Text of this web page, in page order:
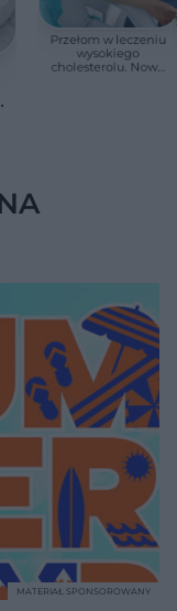
Przełom w leczeniu
wysokiego
cholesterolu. Nowa
MATERIAŁ SPONSOROWANY